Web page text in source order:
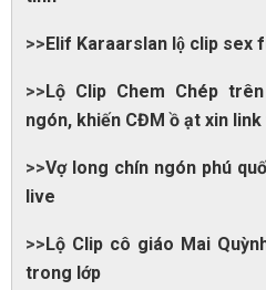
>>Elif Karaarslan lộ clip sex
>>Lộ Clip Chem Chép
ngón, khiến CĐM ồ ạt xin
>>Vợ long chín ngón phú
live
>>Lộ Clip cô giáo Mai
trong lớp